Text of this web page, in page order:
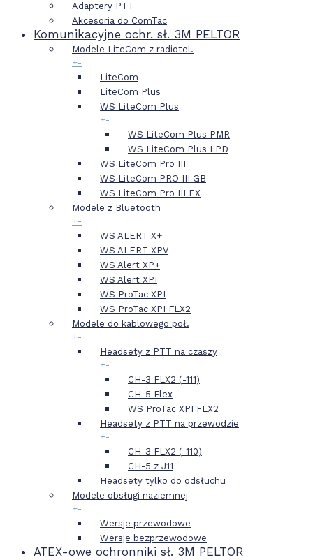
Adaptery PTT
Akcesoria do ComTac
Komunikacyjne ochr. sł. 3M PELTOR
Modele LiteCom z radiotel.
+-
LiteCom
LiteCom Plus
WS LiteCom Plus
+-
WS LiteCom Plus PMR
WS LiteCom Plus LPD
WS LiteCom Pro III
WS LiteCom PRO III GB
WS LiteCom Pro III EX
Modele z Bluetooth
+-
WS ALERT X+
WS ALERT XPV
WS Alert XP+
WS Alert XPI
WS ProTac XPI
WS ProTac XPI FLX2
Modele do kablowego poł.
+-
Headsety z PTT na czaszy
+-
CH-3 FLX2 (-111)
CH-5 Flex
WS ProTac XPI FLX2
Headsety z PTT na przewodzie
+-
CH-3 FLX2 (-110)
CH-5 z J11
Headsety tylko do odsłuchu
Modele obsługi naziemnej
+-
Wersje przewodowe
Wersje bezprzewodowe
ATEX-owe ochronniki sł. 3M PELTOR